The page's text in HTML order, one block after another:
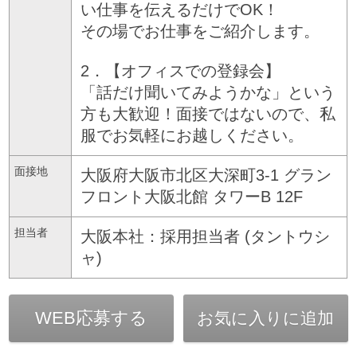
い仕事を伝えるだけでOK！
その場でお仕事をご紹介します。
2．【オフィスでの登録会】
「話だけ聞いてみようかな」という
方も大歓迎！面接ではないので、私
服でお気軽にお越しください。
面接地
大阪府大阪市北区大深町3-1 グラン
フロント大阪北館 タワーB 12F
担当者
大阪本社：採用担当者 (タントウシ
ャ)
WEB応募する お気に入りに追加